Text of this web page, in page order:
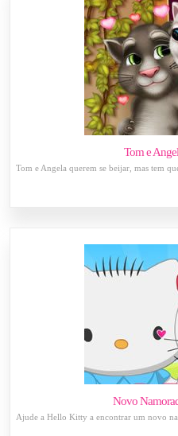
Tom e
Tom e Angela querem se beijar, mas tem
Novo
Ajude a Hello Kitty a encontrar um novo